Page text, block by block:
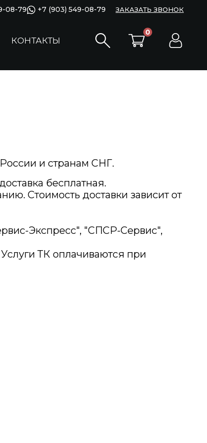
08-79 +7 (903) 549-08-79 ЗАКАЗАТЬ ЗВОНОК
КОНТАКТЫ
0
и странам СНГ.
бесплатная.
Стоимость доставки зависит от
Экспресс", "СПСР-Сервис",
ТК оплачиваются при